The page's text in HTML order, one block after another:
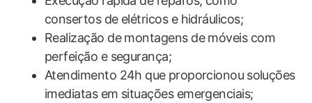
consertos de‌ elétricos e hidráulicos;
Realização de montagens de​ móveis com
perfeição e segurança;
Atendimento 24h que ⁢proporcionou ⁤soluções
imediatas em situações emergenciais;